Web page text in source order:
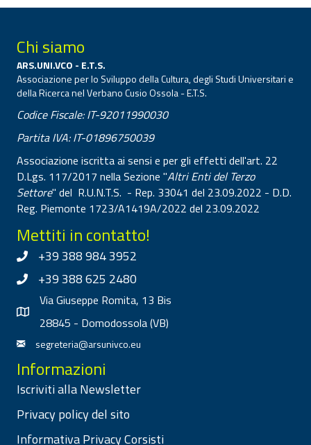
Chi siamo
ARS.UNI.VCO - E.T.S.
Associazione per lo Sviluppo della Cultura, degli Studi Universitari e
della Ricerca nel Verbano Cusio Ossola - E.T.S.
Codice Fiscale: IT-92011990030
Partita IVA: IT-01896750039
Associazione iscritta ai sensi e per gli effetti dell'art. 22
D.Lgs. 117/2017 nella Sezione "Altri Enti del Terzo
Settore" del R.U.N.T.S. - Rep. 33041 del 23.09.2022 - D.D.
Reg. Piemonte 1723/A1419A/2022 del 23.09.2022
Mettiti in contatto!
+39 388 984 3952
+39 388 625 2480
Via Giuseppe Romita, 13 Bis
28845 - Domodossola (VB)
segreteria@arsunivco.eu
Informazioni
Iscriviti alla Newsletter
Privacy policy del sito
Informativa Privacy Corsisti